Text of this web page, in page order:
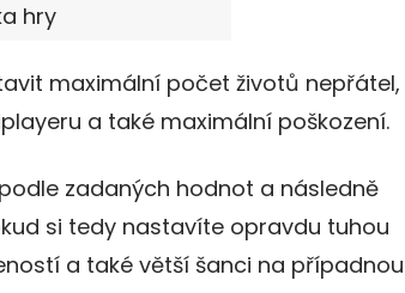
hry
maximální počet životů nepřátel,
a také maximální poškození.
zadaných hodnot a následně
si tedy nastavíte opravdu tuhou
a také větší šanci na případnou